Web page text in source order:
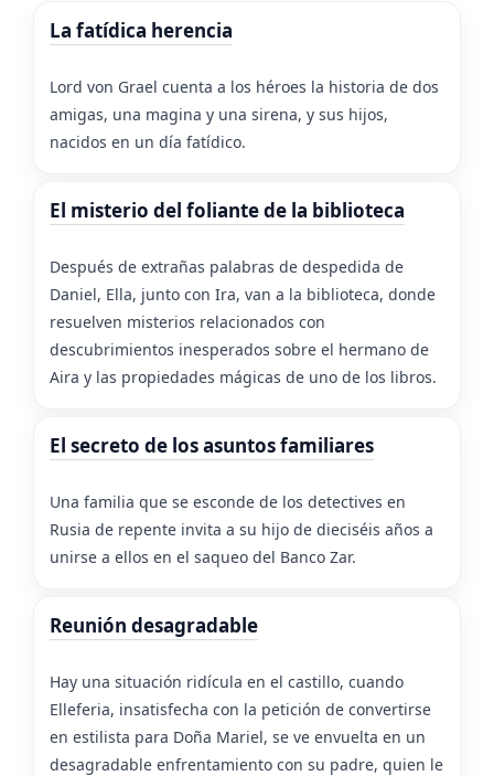
La fatídica herencia
Lord von Grael cuenta a los héroes la historia de dos
amigas, una magina y una sirena, y sus hijos,
nacidos en un día fatídico.
El misterio del foliante de la biblioteca
Después de extrañas palabras de despedida de
Daniel, Ella, junto con Ira, van a la biblioteca, donde
resuelven misterios relacionados con
descubrimientos inesperados sobre el hermano de
Aira y las propiedades mágicas de uno de los libros.
El secreto de los asuntos familiares
Una familia que se esconde de los detectives en
Rusia de repente invita a su hijo de dieciséis años a
unirse a ellos en el saqueo del Banco Zar.
Reunión desagradable
Hay una situación ridícula en el castillo, cuando
Elleferia, insatisfecha con la petición de convertirse
en estilista para Doña Mariel, se ve envuelta en un
desagradable enfrentamiento con su padre, quien le